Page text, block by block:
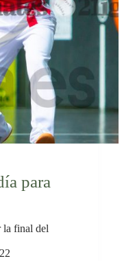
para
la final del